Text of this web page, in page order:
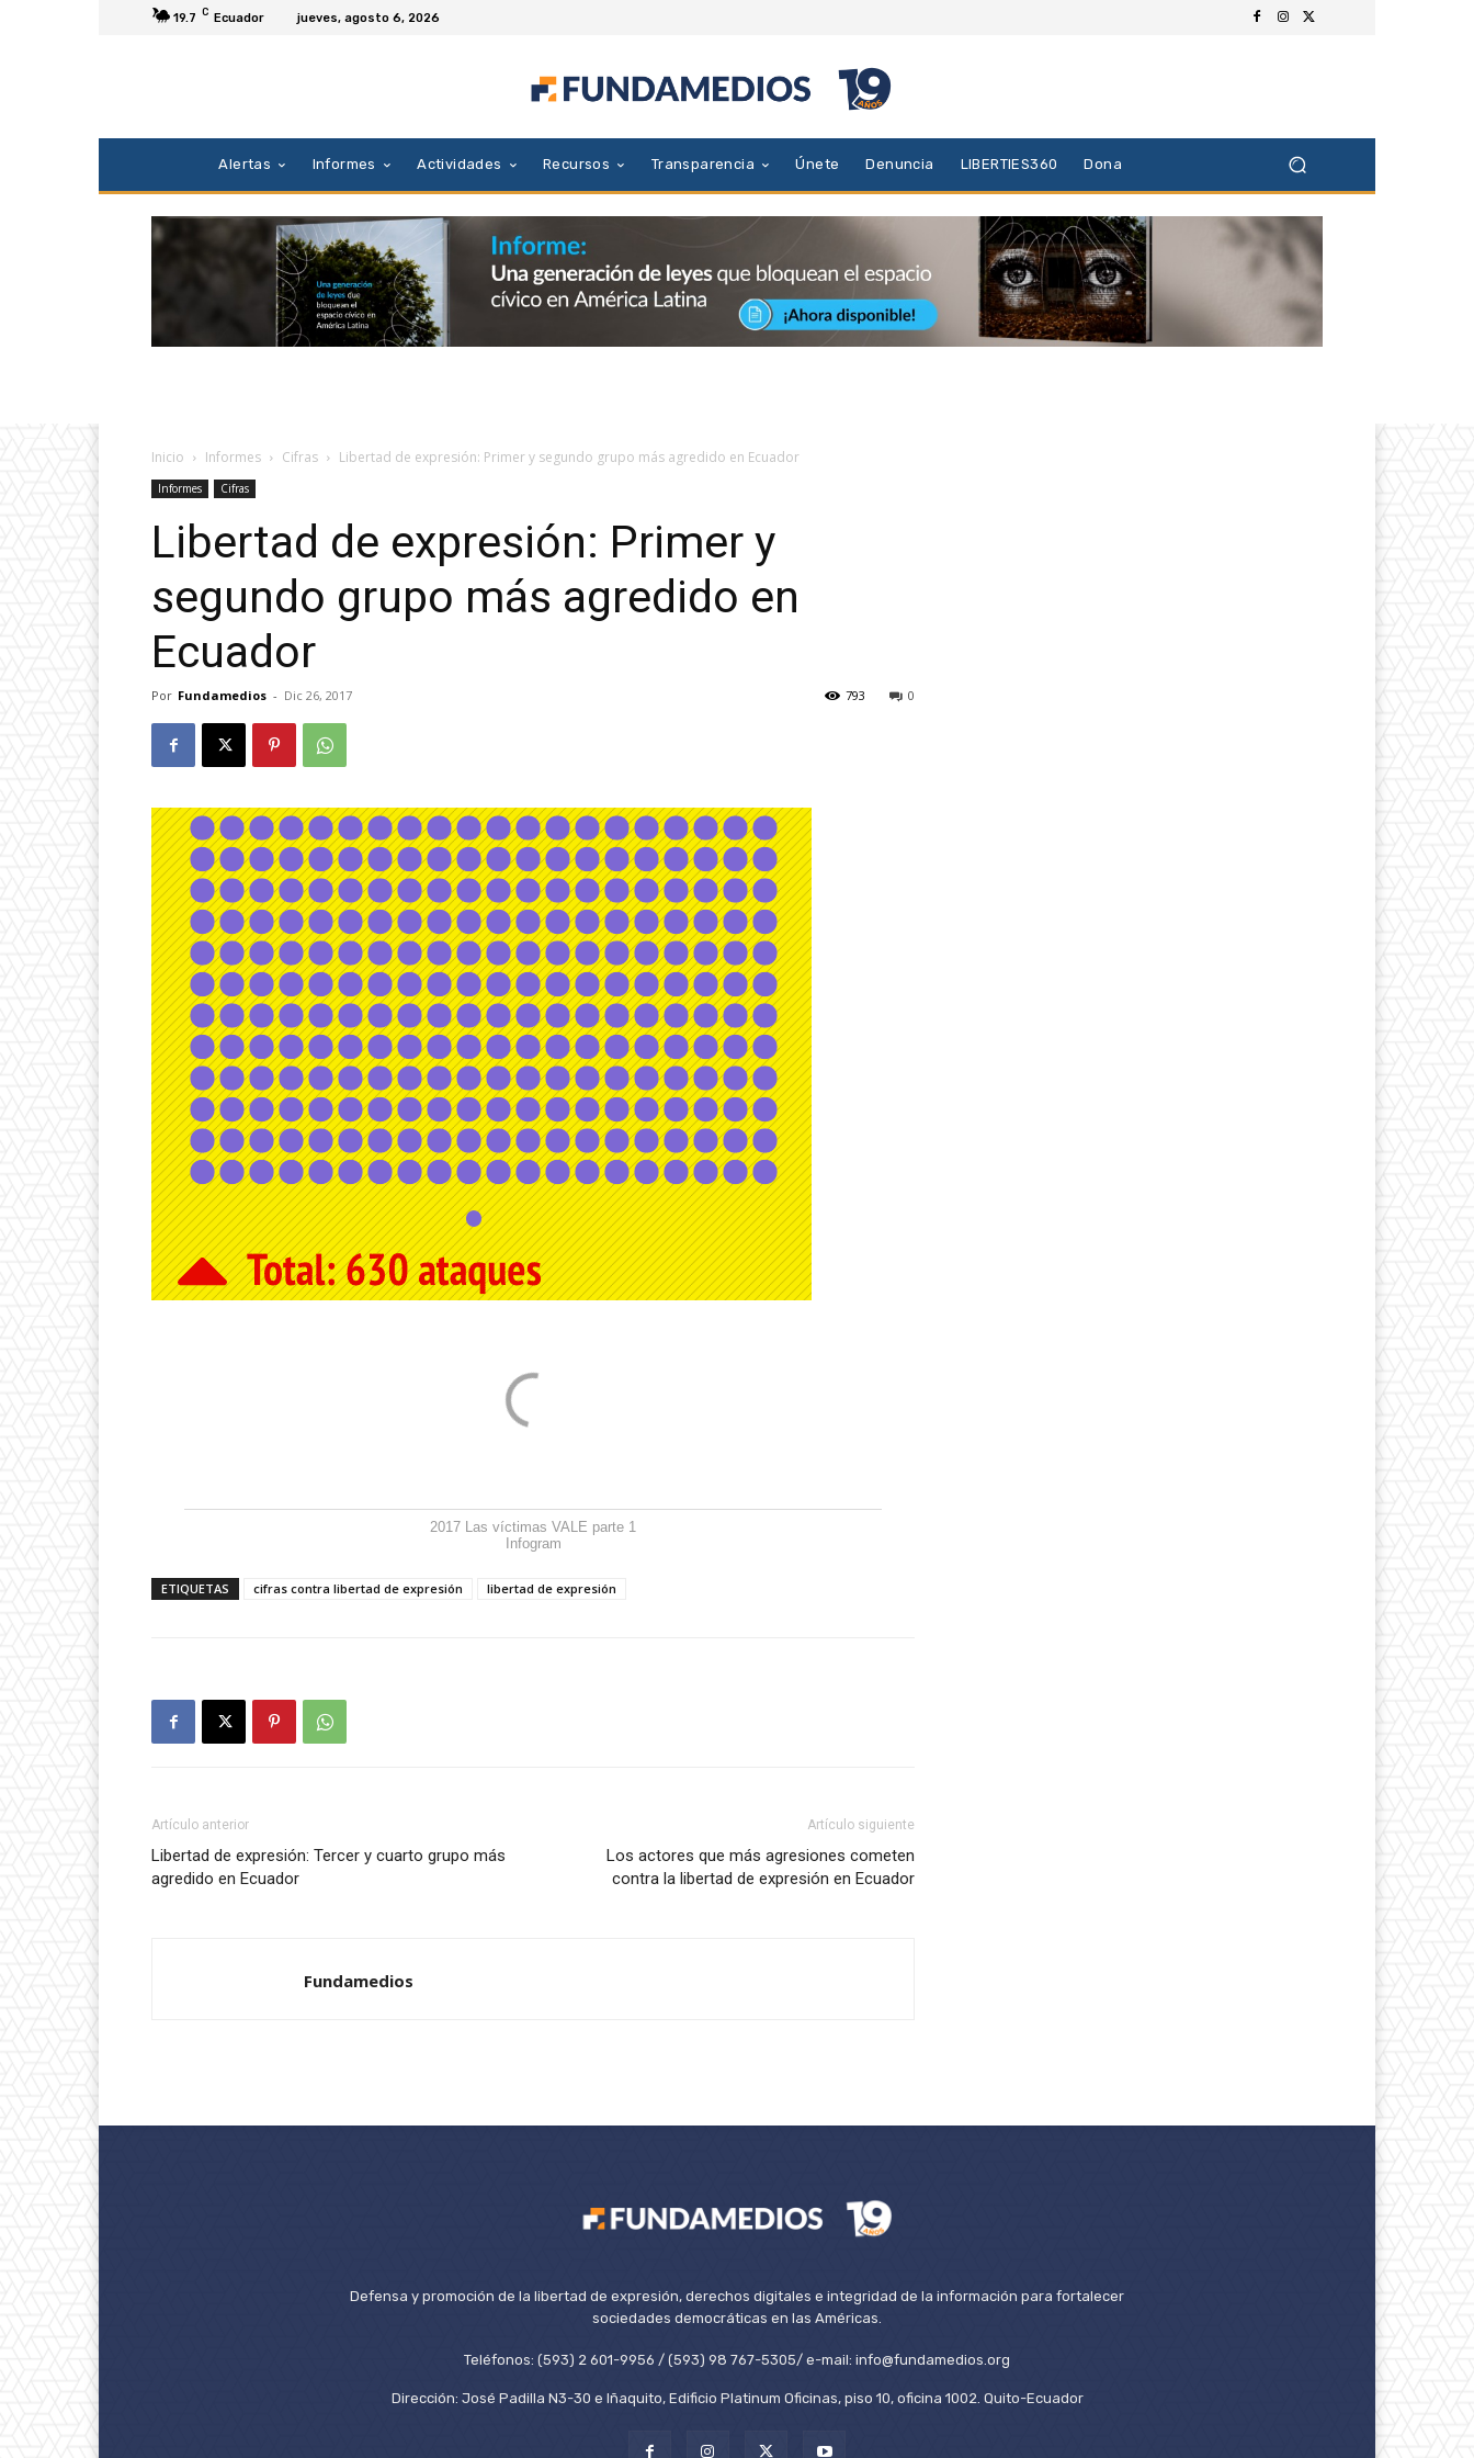
19.7 C Ecuador jueves, agosto 6, 2026
Alertas Informes Actividades Recursos Transparencia Únete Denuncia LIBERTIES360 Dona
Inicio Informes Cifras Libertad de expresión: Primer y segundo grupo más agredido en Ecuador
Informes Cifras
Libertad de expresión: Primer y
segundo grupo más agredido en
Ecuador
Por Fundamedios - Dic 26, 2017 0
793
2017 Las víctimas VALE parte 1
Infogram
ETIQUETAS cifras contra libertad de expresión libertad de expresión
Artículo anterior
Libertad de expresión: Tercer y cuarto grupo más
agredido en Ecuador
Artículo siguiente
Los actores que más agresiones cometen
contra la libertad de expresión en Ecuador
Fundamedios
Defensa y promoción de la libertad de expresión, derechos digitales e integridad de la información para fortalecer
sociedades democráticas en las Américas.
Teléfonos: (593) 2 601-9956 / (593) 98 767-5305/ e-mail: info@fundamedios.org
Dirección: José Padilla N3-30 e Iñaquito, Edificio Platinum Oficinas, piso 10, oficina 1002. Quito-Ecuador